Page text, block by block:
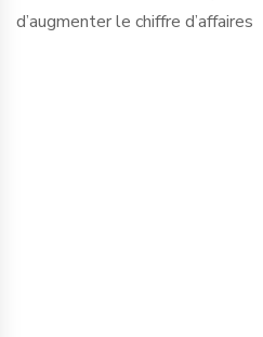
d’augmenter le chiffre d’affaires